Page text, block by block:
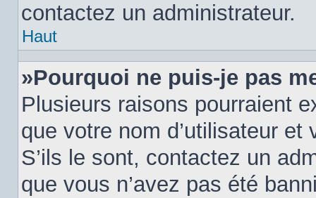
contactez un administrateur.
Haut
»Pourquoi ne puis-je pas
Plusieurs raisons pourraient
que votre nom d’utilisateur
S’ils le sont, contactez un
que vous n’avez pas été